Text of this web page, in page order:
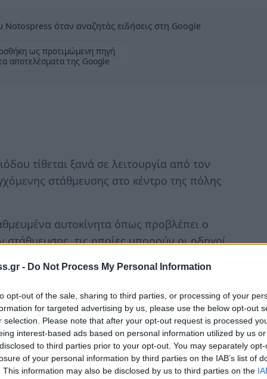
- Do Not Process My Personal Information
opt-out of the sale, sharing to third parties, or processing of your
for targeted advertising by us, please use the below opt-out
selection. Please note that after your opt-out request is processed
interest-based ads based on personal information utilized by us
to third parties prior to your opt-out. You may separately
of your personal information by third parties on the IAB’s list of
This information may also be disclosed by us to third parties on the
όταν αναζητάς ειδήσεις στη Google
ως προτιμώμενη πηγή
αποτελέσματα της Google
τίθεται ξανά σε λειτουργία από τον
στάθμευσης στο κέντρο της πόλης
αυτοκίνητα όπως προβλέπει ο
τις οποίες μπορούν οι οδηγοί
και το προηγούμενο διάστημα,
να σεβαστούν το μέτρο και να
του κυκλοφοριακού προβλήματος
μας.
επισκεπτών (κόκκινη γραμμογράφηση) τις
θέσεις των κατοίκων (μπλέ γραμμογράφηση)
περιορισμό για όλες τις μέρες και ώρες.